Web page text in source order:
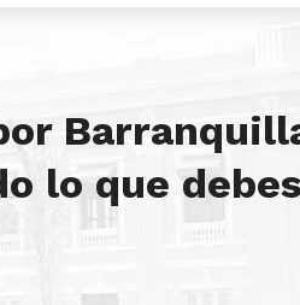
lo que debes